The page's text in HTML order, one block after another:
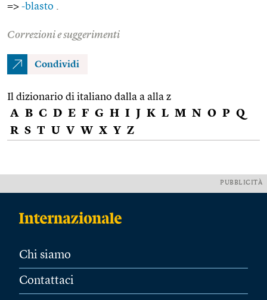
=> -blasto
Correzioni e suggerimenti
Condividi
Il dizionario di italiano dalla a alla z
A B C D E F G H I J K L M N O P Q
R S T U V W X Y Z
PUBBLICITÀ
Chi siamo
Contattaci